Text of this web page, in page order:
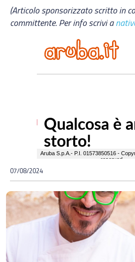
(Articolo sponsorizzato scritto in
committente. Per info scrivi a
07/08/2024